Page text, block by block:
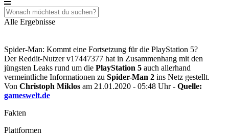
Alle Ergebnisse
Spider-Man: Kommt eine Fortsetzung für die PlayStation 5?
Der Reddit-Nutzer v17447377 hat in Zusammenhang mit den
jüngsten Leaks rund um die PlayStation 5 auch allerhand
vermeintliche Informationen zu Spider-Man 2 ins Netz gestellt.
Von Christoph Miklos am 21.01.2020 - 05:48 Uhr- Quelle:
gameswelt.de
Fakten
Plattformen